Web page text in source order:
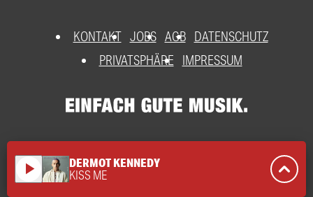
KONTAKT JOBS AGB DATENSCHUTZ
PRIVATSPHÄRE
IMPRESSUM
play_arrow DERMOT KENNEDY
KISS ME